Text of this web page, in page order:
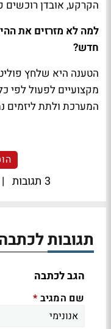
הקרקע, אובדן רוכשים
למה לא מזרזים את
חדש?
הטענה היא שלחץ
מקצועיים לפעול לפי
המערכת ולתת ליזמים
3 תגובות |
תגובות
הגב לכתבה
שם המגיב *